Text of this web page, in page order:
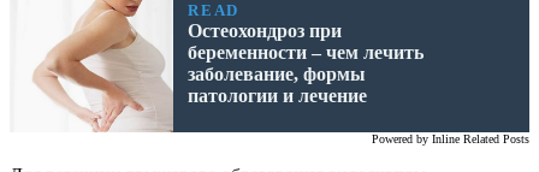
READ
Остеохондроз при
беременности – чем лечить
заболевание, формы
патологии и лечение
Powered by Inline Related Posts